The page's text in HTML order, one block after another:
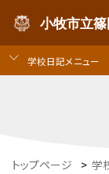
小牧市立
学校日記メニュー
トップページ > 学